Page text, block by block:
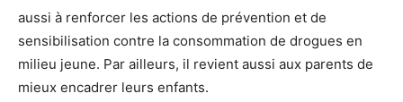
aussi à renforcer les actions de prévention et de
sensibilisation contre la consommation de drogues en
milieu jeune. Par ailleurs, il revient aussi aux parents de
mieux encadrer leurs enfants.